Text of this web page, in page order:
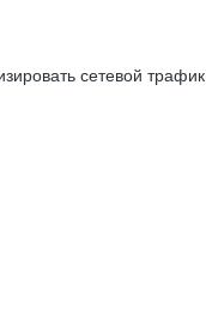
сетевой трафик.